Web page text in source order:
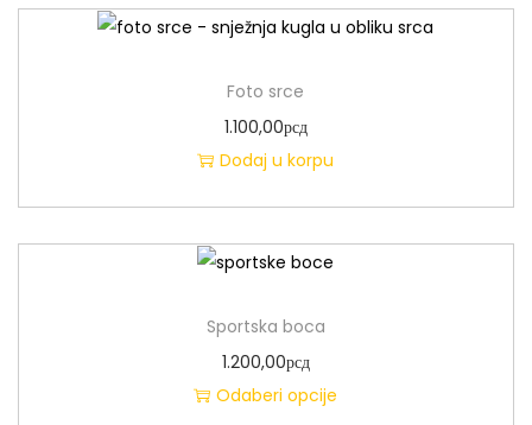
Foto srce
1.100,00рсд
Dodaj u korpu
Sportska boca
1.200,00рсд
Odaberi opcije